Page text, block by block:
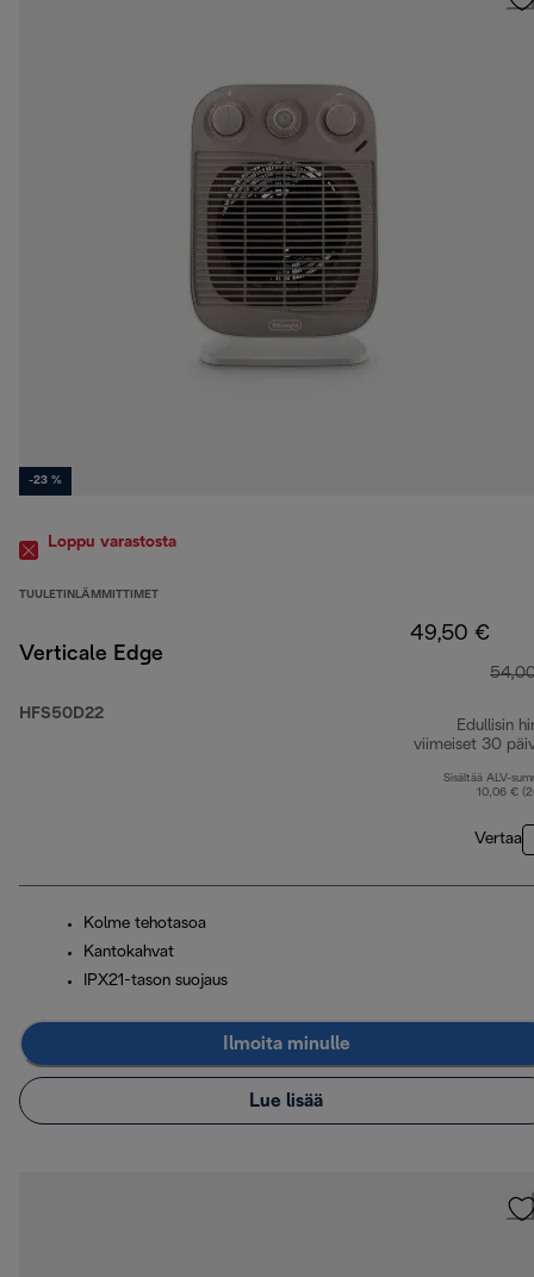
-23 %
Loppu varastosta
TUULETINLÄMMITTIMET
Verticale Edge
HFS50D22
49,50 €
Edullisin
viimeiset 30
Sisältää ALV-
10,06 €
Vertaa
Kolme tehotasoa
Kantokahvat
IPX21-tason suojaus
Ilmoita minulle
Lue lisää